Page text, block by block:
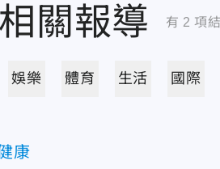
相關報導 有 2 項
娛樂 體育 生活 國際
康